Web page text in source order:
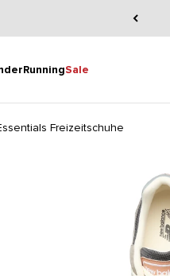
RunningSale
Freizeitschuhe